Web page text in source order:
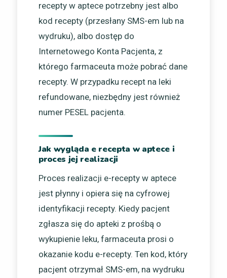
recepty w aptece potrzebny jest albo
kod recepty (przesłany SMS-em lub na
wydruku), albo dostęp do
Internetowego Konta Pacjenta, z
którego farmaceuta może pobrać dane
recepty. W przypadku recept na leki
refundowane, niezbędny jest również
numer PESEL pacjenta.
Jak wygląda e recepta w aptece i
proces jej realizacji
Proces realizacji e-recepty w aptece
jest płynny i opiera się na cyfrowej
identyfikacji recepty. Kiedy pacjent
zgłasza się do apteki z prośbą o
wykupienie leku, farmaceuta prosi o
okazanie kodu e-recepty. Ten kod, który
pacjent otrzymał SMS-em, na wydruku